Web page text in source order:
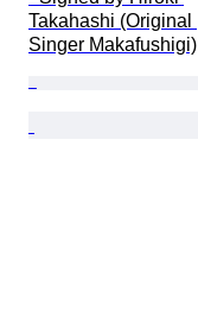
Takahashi (Original
Singer Makafushigi)